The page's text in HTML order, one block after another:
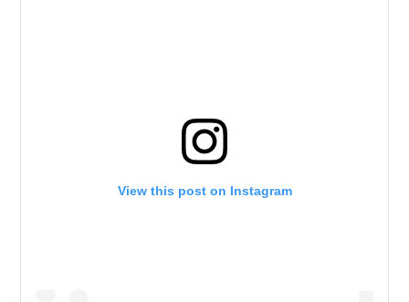
View this post on Instagram